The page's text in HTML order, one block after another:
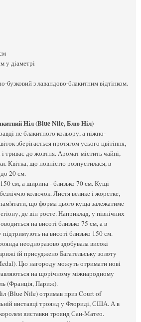
у діаметрі
бузковий з лавандово-блакитним відтінком.
Ніл (Blue Nile, Блю Ніл)
не блакитного кольору, а ніжно-
зберігається протягом усього цвітіння,
триває до жовтня. Аромат містить чайні,
Квітка, що повністю розпустилася, в
20 см.
см, а ширина - близько 70 см. Кущі
колючок. Листя велике і жорстке,
що форма цього куща залежатиме
де він росте. Наприклад, у північних
на висоті близько 75 см, а в
на висоті близько 150 см.
неодноразово здобувала високі
їй присуджено Багательську золоту
Цю нагороду можуть отримати нові
на щорічному міжнародному
(Франція, Париж).
(Blue Nile) отримав приз Court of
виставці троянд у Флориді, США. А в
виставки троянд Сан-Матео.